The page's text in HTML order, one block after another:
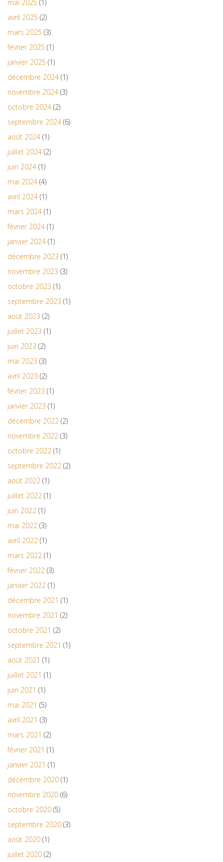
mai 2025 (1)
avril 2025 (2)
mars 2025 (3)
février 2025 (1)
janvier 2025 (1)
décembre 2024 (1)
novembre 2024 (3)
octobre 2024 (2)
septembre 2024 (6)
août 2024 (1)
juillet 2024 (2)
juin 2024 (1)
mai 2024 (4)
avril 2024 (1)
mars 2024 (1)
février 2024 (1)
janvier 2024 (1)
décembre 2023 (1)
novembre 2023 (3)
octobre 2023 (1)
septembre 2023 (1)
août 2023 (2)
juillet 2023 (1)
juin 2023 (2)
mai 2023 (3)
avril 2023 (2)
février 2023 (1)
janvier 2023 (1)
décembre 2022 (2)
novembre 2022 (3)
octobre 2022 (1)
septembre 2022 (2)
août 2022 (1)
juillet 2022 (1)
juin 2022 (1)
mai 2022 (3)
avril 2022 (1)
mars 2022 (1)
février 2022 (3)
janvier 2022 (1)
décembre 2021 (1)
novembre 2021 (2)
octobre 2021 (2)
septembre 2021 (1)
août 2021 (1)
juillet 2021 (1)
juin 2021 (1)
mai 2021 (5)
avril 2021 (3)
mars 2021 (2)
février 2021 (1)
janvier 2021 (1)
décembre 2020 (1)
novembre 2020 (6)
octobre 2020 (5)
septembre 2020 (3)
août 2020 (1)
juillet 2020 (2)